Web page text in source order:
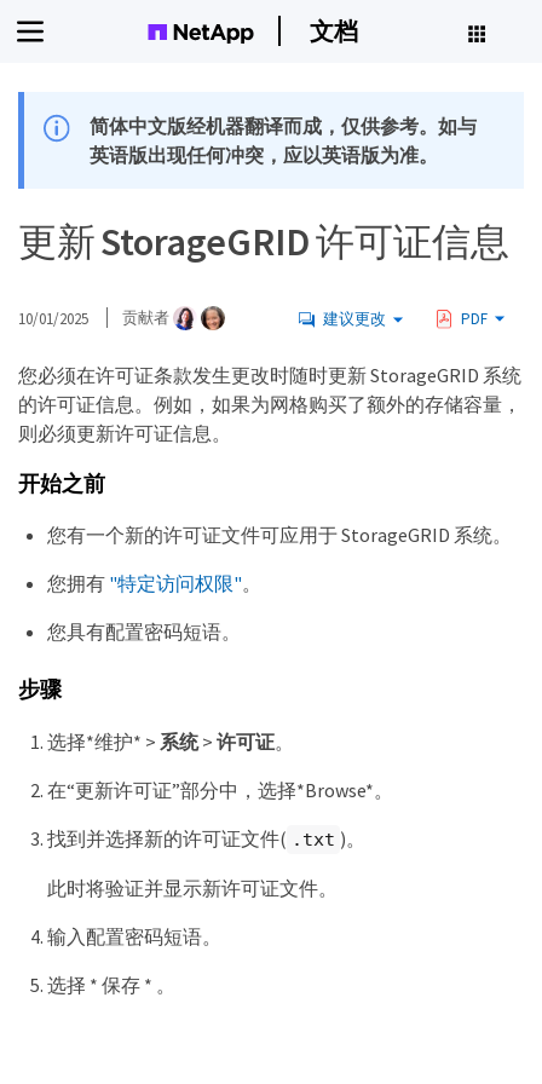
文档
简体中文版经机器翻译而成，仅供参考。如与
英语版出现任何冲突，应以英语版为准。
更新 StorageGRID 许可证信息
10/01/2025 贡献者 建议更改 PDF
您必须在许可证条款发生更改时随时更新 StorageGRID 系统
的许可证信息。例如，如果为网格购买了额外的存储容量，
则必须更新许可证信息。
开始之前
您有一个新的许可证文件可应用于 StorageGRID 系统。
您拥有 "特定访问权限"。
您具有配置密码短语。
步骤
选择*维护* > 系统> 许可证。
在“更新许可证”部分中，选择*Browse*。
找到并选择新的许可证文件( .txt )。
此时将验证并显示新许可证文件。
输入配置密码短语。
选择 * 保存 * 。